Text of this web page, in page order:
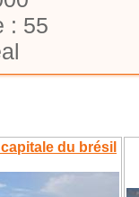
: 55
du brésil